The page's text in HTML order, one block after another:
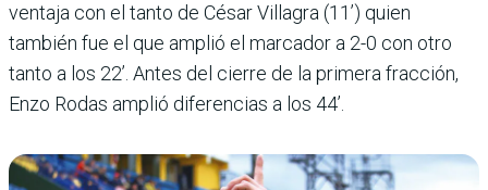
ventaja con el tanto de César Villa­gra (11’) quien
también fue el que amplió el marcador a 2-0 con otro
tanto a los 22’. Antes del cierre de la pri­mera fracción,
Enzo Rodas amplió diferencias a los 44’.